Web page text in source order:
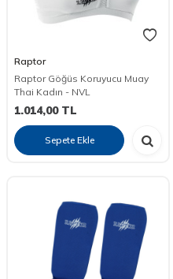
Raptor
Raptor Göğüs Koruyucu Muay
Thai Kadın - NVL
1.014,00TL
Sepete Ekle